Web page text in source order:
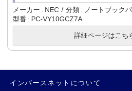
メーカー NEC 分類
ノートブック
型番
PC-VY10GCZ7A
詳細ページはこち
インバースネットについて